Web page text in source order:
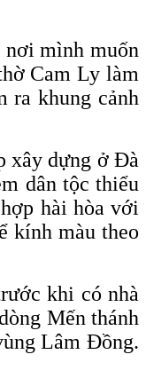
nơi mình muốn
Cam Ly làm
ra khung cảnh
xây dựng ở Đà
dân tộc thiểu
hài hòa với
kính màu theo
khi có nhà
Mến thánh
Lâm Đồng.